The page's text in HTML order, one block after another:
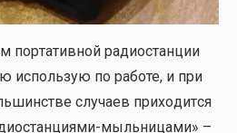
пор­та­тив­ной радио­стан­ции
исполь­зую по рабо­те, и при
слу­ча­ев при­хо­дит­ся
мыль­ни­ца­ми» –